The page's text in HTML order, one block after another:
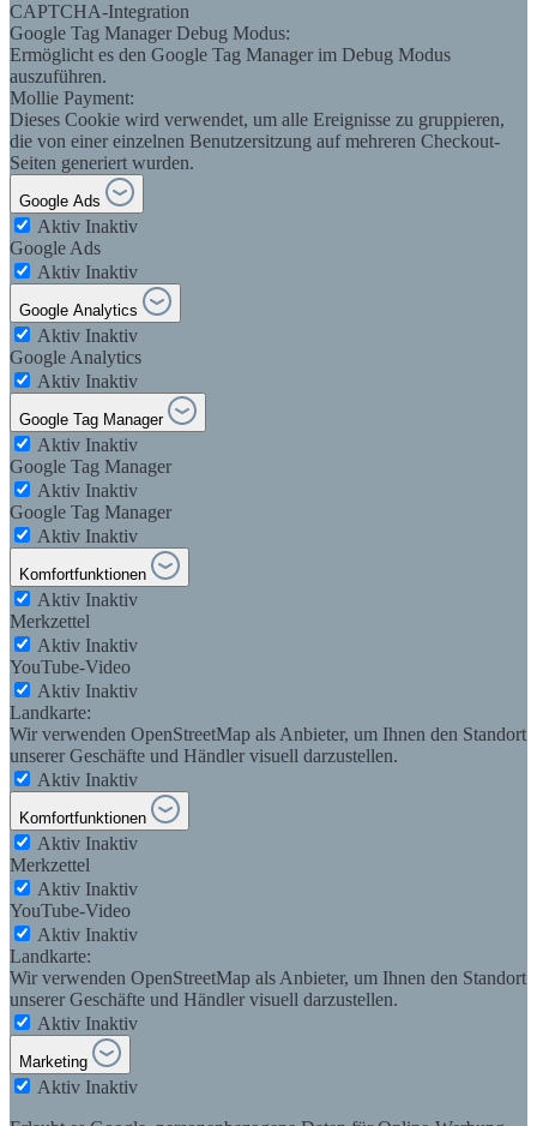
CAPTCHA-Integration
Google Tag Manager Debug Modus:
Ermöglicht es den Google Tag Manager im Debug Modus
auszuführen.
Mollie Payment:
Dieses Cookie wird verwendet, um alle Ereignisse zu gruppieren,
die von einer einzelnen Benutzersitzung auf mehreren Checkout-
Seiten generiert wurden.
Google Ads
Aktiv Inaktiv
Google Ads
Aktiv Inaktiv
Google Analytics
Aktiv Inaktiv
Google Analytics
Aktiv Inaktiv
Google Tag Manager
Aktiv Inaktiv
Google Tag Manager
Aktiv Inaktiv
Google Tag Manager
Aktiv Inaktiv
Komfortfunktionen
Aktiv Inaktiv
Merkzettel
Aktiv Inaktiv
YouTube-Video
Aktiv Inaktiv
Landkarte:
Wir verwenden OpenStreetMap als Anbieter, um Ihnen den Standort
unserer Geschäfte und Händler visuell darzustellen.
Aktiv Inaktiv
Komfortfunktionen
Aktiv Inaktiv
Merkzettel
Aktiv Inaktiv
YouTube-Video
Aktiv Inaktiv
Landkarte:
Wir verwenden OpenStreetMap als Anbieter, um Ihnen den Standort
unserer Geschäfte und Händler visuell darzustellen.
Aktiv Inaktiv
Marketing
Aktiv Inaktiv